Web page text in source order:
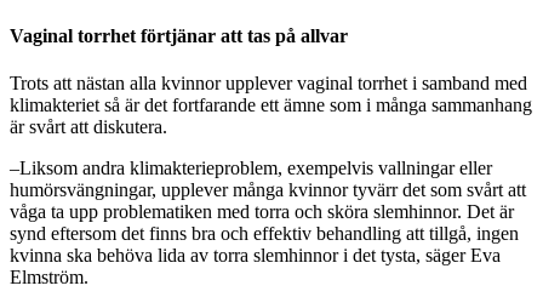
Vaginal torrhet förtjänar att tas på allvar
Trots att nästan alla kvinnor upplever vaginal torrhet i samband med
klimakteriet så är det fortfarande ett ämne som i många sammanhang
är svårt att diskutera.
–Liksom andra klimakterieproblem, exempelvis vallningar eller
humörsvängningar, upplever många kvinnor tyvärr det som svårt att
våga ta upp problematiken med torra och sköra slemhinnor. Det är
synd eftersom det finns bra och effektiv behandling att tillgå, ingen
kvinna ska behöva lida av torra slemhinnor i det tysta, säger Eva
Elmström.